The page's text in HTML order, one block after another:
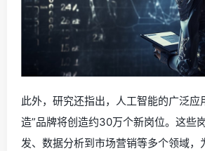
此外，研究还指出，人工智能的广泛应
造”品牌将创造约30万个新岗位。这些
发、数据分析到市场营销等多个领域，